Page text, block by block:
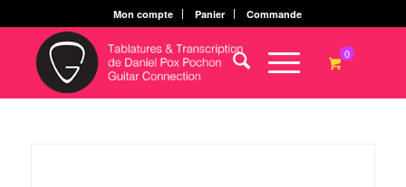
Mon compte Panier Commande
0